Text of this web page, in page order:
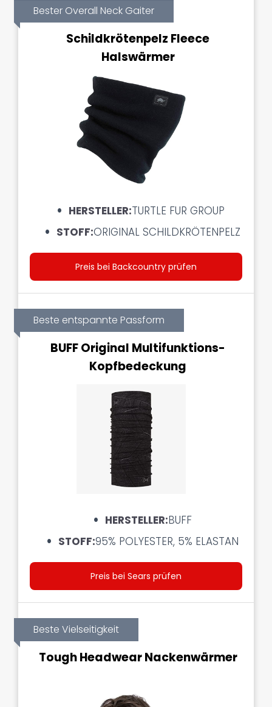
Bester Overall Neck Gaiter
Schildkrötenpelz Fleece
Halswärmer
HERSTELLER:TURTLE FUR GROUP
STOFF:ORIGINAL SCHILDKRÖTENPELZ
Preis bei Backcountry prüfen
Beste entspannte Passform
BUFF Original Multifunktions-
Kopfbedeckung
HERSTELLER:BUFF
STOFF:95% POLYESTER, 5% ELASTAN
Preis bei Sears prüfen
Beste Vielseitigkeit
Tough Headwear Nackenwärmer